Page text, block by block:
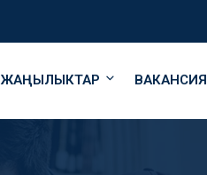
ЖАҢЫЛЫКТАР ВАКАНСИЯ